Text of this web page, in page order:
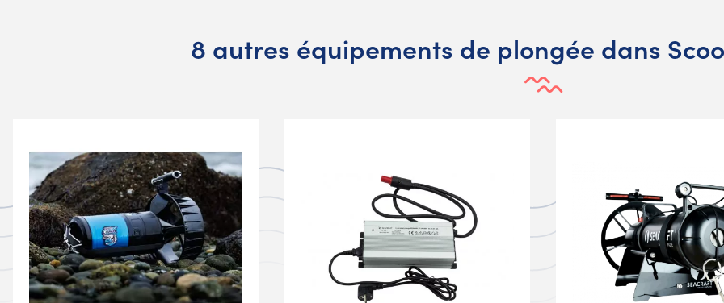
8 autres équipements de plongée dans